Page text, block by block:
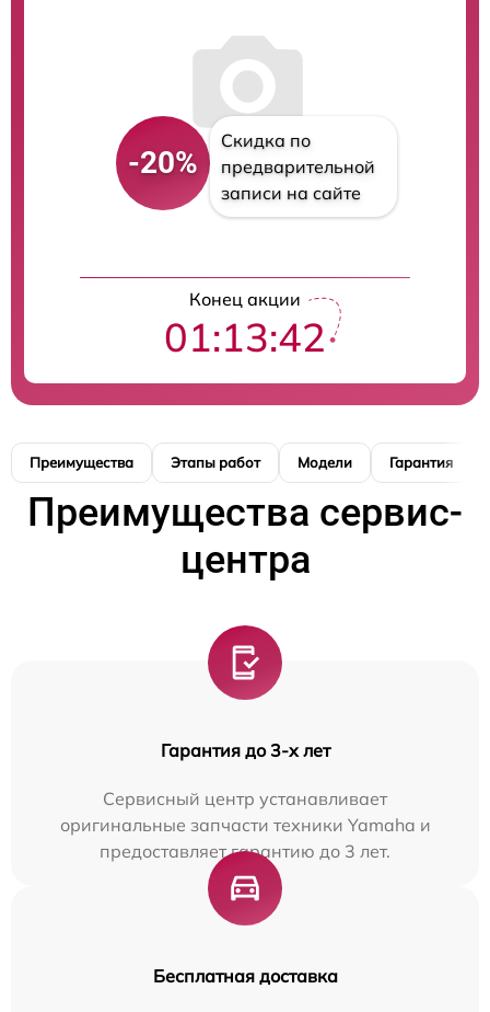
-20%
Скидка по
предварительной
записи на сайте
Конец акции
01:13:41
Преимущества Этапы работ Модели Гарантия
Преимущества сервис-
центра
Гарантия до 3-х лет
Сервисный центр устанавливает
оригинальные запчасти техники Yamaha и
предоставляет гарантию до 3 лет.
Бесплатная доставка